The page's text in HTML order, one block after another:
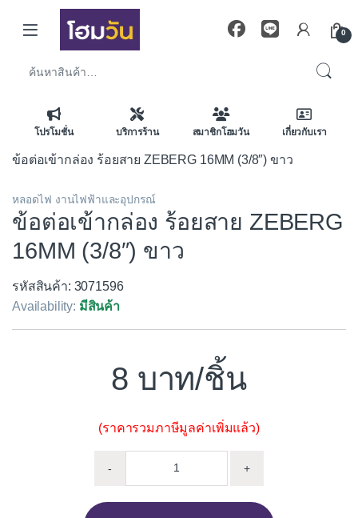
Skip to navigation
Skip to content
0
โปรโมชั่น บริการร้าน สมาชิกโฮมวัน เกี่ยวกับเรา
ข้อต่อเข้ากล่อง ร้อยสาย ZEBERG 16MM (3/8″) ขาว
หลอดไฟ งานไฟฟ้าและอุปกรณ์
ข้อต่อเข้ากล่อง ร้อยสาย ZEBERG
16MM (3/8″) ขาว
รหัสสินค้า: 3071596
Availability: มีสินค้า
8 /ชิ้น
(ราคารวมภาษีมูลค่าเพิ่มแล้ว)
- +